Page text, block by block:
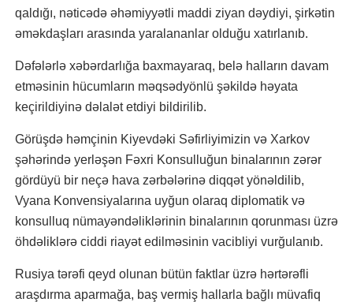
qaldığı, nəticədə əhəmiyyətli maddi ziyan dəydiyi, şirkətin
əməkdaşları arasında yaralananlar olduğu xatırlanıb.
Dəfələrlə xəbərdarlığa baxmayaraq, belə halların davam
etməsinin hücumların məqsədyönlü şəkildə həyata
keçirildiyinə dəlalət etdiyi bildirilib.
Görüşdə həmçinin Kiyevdəki Səfirliyimizin və Xarkov
şəhərində yerləşən Fəxri Konsulluğun binalarının zərər
gördüyü bir neçə hava zərbələrinə diqqət yönəldilib,
Vyana Konvensiyalarına uyğun olaraq diplomatik və
konsulluq nümayəndəliklərinin binalarının qorunması üzrə
öhdəliklərə ciddi riayət edilməsinin vacibliyi vurğulanıb.
Rusiya tərəfi qeyd olunan bütün faktlar üzrə hərtərəfli
araşdırma aparmağa, baş vermiş hallarla bağlı müvafiq